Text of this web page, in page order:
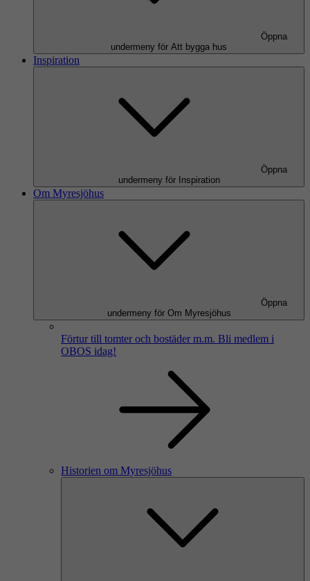
Öppna
undermeny för Att bygga hus
Inspiration
Öppna
undermeny för Inspiration
Om Myresjöhus
Öppna
undermeny för Om Myresjöhus
Förtur till tomter och bostäder m.m. Bli medlem i
OBOS idag!
Historien om Myresjöhus